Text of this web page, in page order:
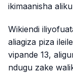
ikimaanisha
Wikiendi
aliagiza piza
vipande 13,
ndugu zake